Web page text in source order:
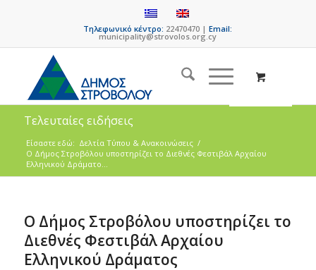
Τηλεφωνικό κέντρο: 22470470 |Email:
municipality@strovolos.org.cy
Τελευταίες ειδήσεις
Είσαστε εδώ: Δελτία Τύπου & Ανακοινώσεις /
Ο Δήμος Στροβόλου υποστηρίζει το Διεθνές Φεστιβάλ Αρχαίου
Ελληνικού Δράματο...
Ο Δήμος Στροβόλου υποστηρίζει το
Διεθνές Φεστιβάλ Αρχαίου
Ελληνικού Δράματος